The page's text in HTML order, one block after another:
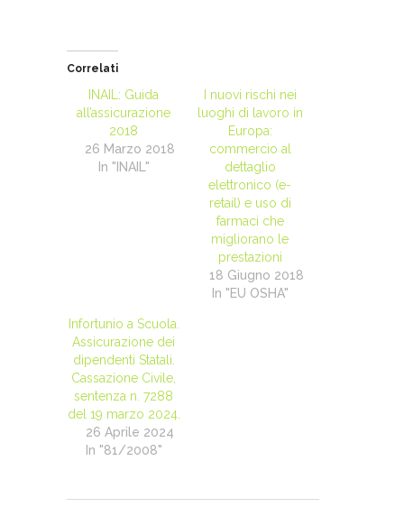
Correlati
INAIL: Guida
all’assicurazione
2018
26 Marzo 2018
In "INAIL"
I nuovi rischi nei
luoghi di lavoro in
Europa:
commercio al
dettaglio
elettronico (e-
retail) e uso di
farmaci che
migliorano le
prestazioni
18 Giugno 2018
In "EU OSHA"
Infortunio a Scuola.
Assicurazione dei
dipendenti Statali.
Cassazione Civile,
sentenza n. 7288
del 19 marzo 2024.
26 Aprile 2024
In "81/2008"